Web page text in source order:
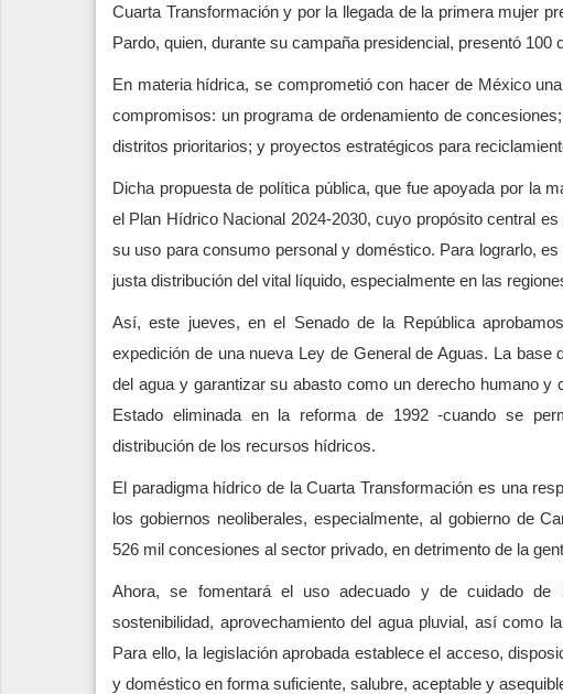
Cuarta Transformación y por la llegada de la primera mujer
Pardo, quien, durante su campaña presidencial, presentó
En materia hídrica, se comprometió con hacer de México
compromisos: un programa de ordenamiento de
distritos prioritarios; y proyectos estratégicos para
Dicha propuesta de política pública, que fue apoyada por la
el Plan Hídrico Nacional 2024-2030, cuyo propósito central
su uso para consumo personal y doméstico. Para lograrlo,
justa distribución del vital líquido, especialmente en las
Así, este jueves, en el Senado de la República
expedición de una nueva Ley de General de Aguas. La
del agua y garantizar su abasto como un derecho humano
Estado eliminada en la reforma de 1992 -cuando se
distribución de los recursos hídricos.
El paradigma hídrico de la Cuarta Transformación es una
los gobiernos neoliberales, especialmente, al gobierno de
526 mil concesiones al sector privado, en detrimento de la
Ahora, se fomentará el uso adecuado y de cuidado de
sostenibilidad, aprovechamiento del agua pluvial, así como
Para ello, la legislación aprobada establece el acceso,
y doméstico en forma suficiente, salubre, aceptable y